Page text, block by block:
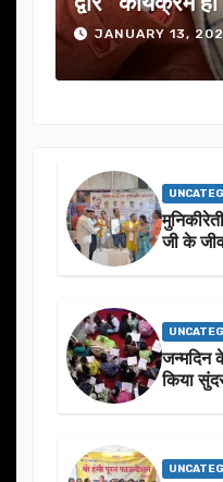
13, 2026 NEWS
जी के
जन्मदिन
किया